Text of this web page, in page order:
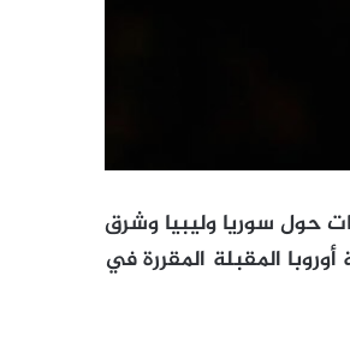
حول سوريا وليبيا وشرق
المقبلة المقررة في